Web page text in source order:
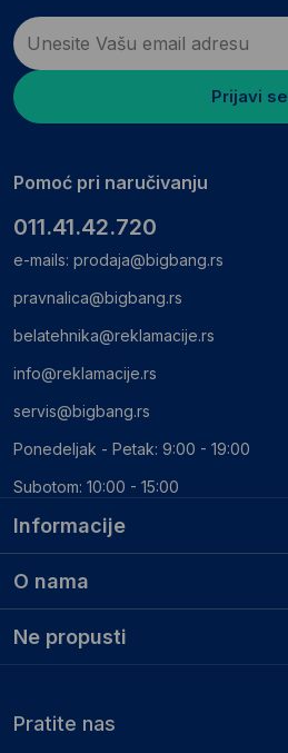
Informacije
O nama
Ne propusti
Prijavi se
Pomoć pri naručivanju
011.41.42.720
e-mails: prodaja@bigbang.rs
pravnalica@bigbang.rs
belatehnika@reklamacije.rs
info@reklamacije.rs
servis@bigbang.rs
Ponedeljak - Petak: 9:00 - 19:00
Subotom: 10:00 - 15:00
Pratite nas